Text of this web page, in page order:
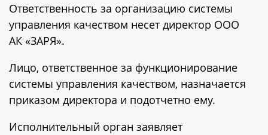
Ответственность за организацию системы
управления качеством несет директор ООО
АК «ЗАРЯ».
Лицо, ответственное за функционирование
системы управления качеством, назначается
приказом директора и подотчетно ему.
Исполнительный орган заявляет